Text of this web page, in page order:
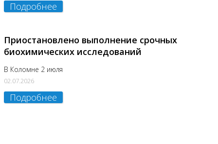
Подробнее
Приостановлено выполнение срочных
биохимических исследований
В Коломне 2 июля
02.07.2026
Подробнее